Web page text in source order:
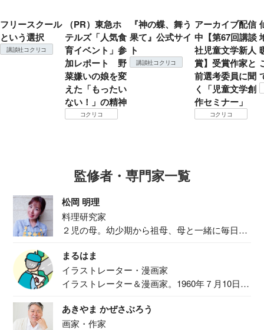
フリースクール
という選択
講談社コクリコ
（PR）東急ホ
テルズ「人気食
育イベント」参
加レポート 野
菜嫌いの娘を変
えた「もったい
ない！」の精神
コクリコ
『神の蝶、舞う
果て』公式サイ
ト
講談社コクリコ
アーカイブ配信
中【第67回講談
社児童文学新人
賞】受賞作家と
前選考委員に聞
く「児童文学創
作セミナー」
コクリコ
監修者・専門家一覧
松岡 明理
料理研究家
２児の母。幼少期から祖母、母と一緒に毎日の
まるはま
イラストレーター・漫画家
イラストレーター＆漫画家。1960年７月10日生
あきやま かぜさぶろう
画家・作家